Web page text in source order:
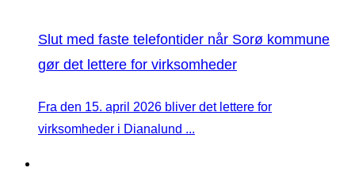
Slut med faste telefontider når Sorø kommune
gør det lettere for virksomheder
Fra den 15. april 2026 bliver det lettere for
virksomheder i Dianalund ...